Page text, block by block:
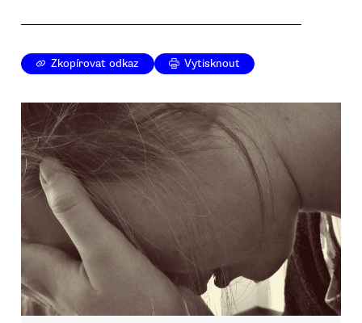
Zkopírovat odkaz Vytisknout